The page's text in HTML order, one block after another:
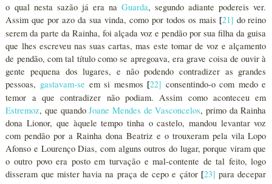
o qual nesta sazão já era naGuarda, segundo adiante podereis ver.
Assim que por azo da sua vinda, como por todos os mais [21] do reino
serem da parte da Rainha, foi alçada voz e pendão por sua filha da guisa
que lhes escreveu nas suas cartas, mas este tomar de voz e alçamento
de pendão, com tal título como se apregoava, era grave coisa de ouvir à
gente pequena dos lugares, e não podendo contradizer as grandes
pessoas, gastavam-se em si mesmos [22] consentindo-o com medo e
temor a que contradizer não podiam. Assim como aconteceu em
Estremoz, que quandoJoane Mendes de Vasconcelos, primo da Rainha
dona Lionor, que àquele tempo tinha o castelo, mandou levantar voz
com pendão por a Rainha dona Beatriz e o trouxeram pela vila Lopo
Afonso e Lourenço Dias, com alguns outros do lugar, porque viram que
o outro povo era posto em turvação e mal-contente de tal feito, logo
disseram que mister havia na praça de cepo e çátor [23] para decepar